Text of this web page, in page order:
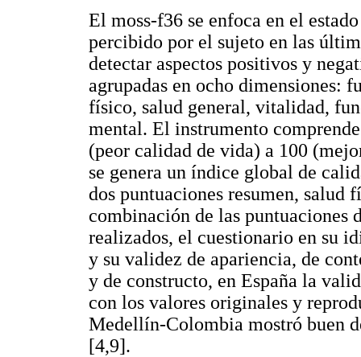
El moss-f36 se enfoca en el
percibido por el sujeto en las
detectar aspectos positivos y
agrupadas en ocho dimensiones:
físico, salud general, vitalidad,
mental. El instrumento
(peor calidad de vida) a 100
se genera un índice global de
dos puntuaciones resumen, salud
combinación de las puntuaciones
realizados, el cuestionario en su
y su validez de apariencia, de
y de constructo, en España la
con los valores originales y
Medellín-Colombia mostró buen
[4,9].